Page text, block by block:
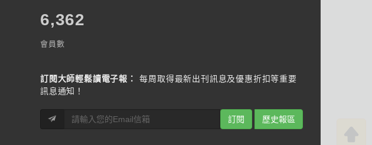
7,787
會員數
訂閱大師輕鬆讀電子報：
每周取得最新出刊訊息及優惠折扣等重要
訊息通知！
訂閱 歷史報區